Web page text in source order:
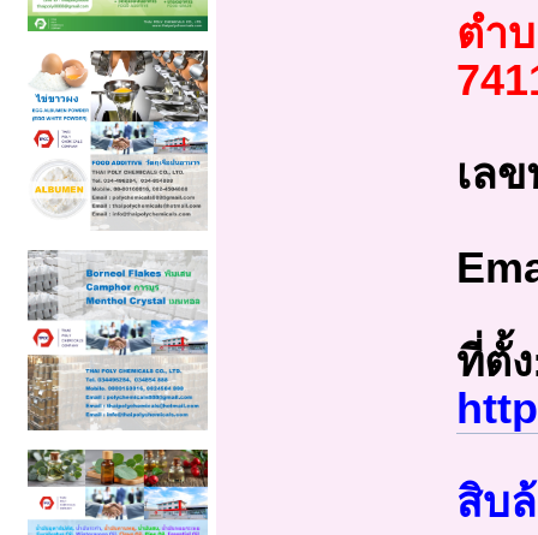
ตำ
เล
ที่ตั้
สิบ